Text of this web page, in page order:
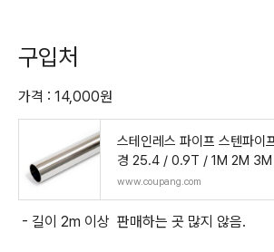
구입처
가격 : 14,000원
스테인레스 파이프 스텐파이
경 25.4 / 0.9T / 1M 2M
www.coupang.com
- 길이 2m 이상 판매하는 곳 많지 않음.